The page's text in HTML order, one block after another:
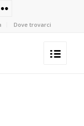
Dove trovarci